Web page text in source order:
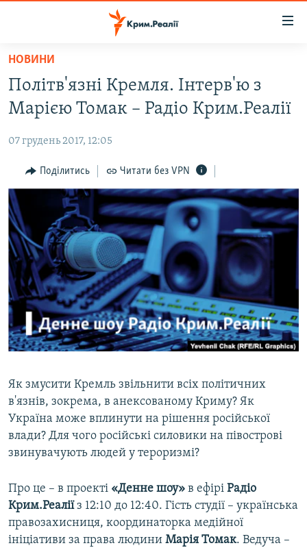
Перейти
основного
матеріалу
Перейти
до
навігації
Перейти
до
пошуку
ВІДЕО ТА ФОТО
ПОЛІТИКА
БЛОГИ
ПОГЛЯД
ІНТЕРВ'Ю
ВСЕ ЗА ДЕНЬ
СПЕЦПРОЕКТИ
ДЕПОРТАЦІЯ
ВІДЕОУРОКИ «ELIFBE»
СВІДЧЕННЯ ОКУПАЦІЇ
ІНФОГРАФІКА
ЯК ОБІЙТИ БЛОКУВАННЯ
Русский
Qırımtatar
ДОЛУЧАЙСЯ!
Усі сайти RFE/RL
НОВИНИ
Політв'язні Кремля. Інтерв'ю з
Марією Томак – Радіо Крим.Реалії
07 грудень 2017, 12:05
Поділитись Читати без VPN
Як змусити Кремль звільнити всіх політичних
в'язнів, зокрема, в анексованому Криму? Як
Україна може вплинути на рішення російської
влади? Для чого російські силовики на півострові
звинувачують людей у тероризмі?
Про це – в проекті «Денне шоу» в ефірі Радіо
Крим.Реаліїз 12:10 до 12:40. Гість студії – українська
правозахисниця, координаторка медійної
ініціативи за права людини Марія Томак. Ведуча –